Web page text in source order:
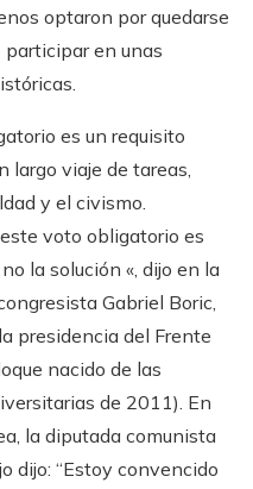
optaron por quedarse
participar en unas
es un requisito
largo viaje de tareas,
y el civismo.
voto obligatorio es
la solución «, dijo en la
Gabriel Boric,
presidencia del Frente
nacido de las
de 2011). En
la diputada comunista
dijo: “Estoy convencido